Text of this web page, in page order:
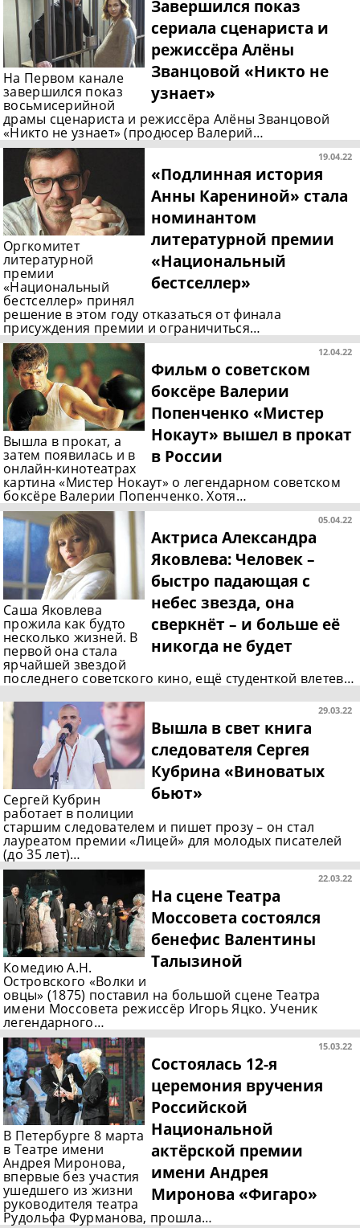
Завершился показ
сериала сценариста и
режиссёра Алёны
Званцовой «Никто не
узнает»
На Первом канале
завершился показ
восьмисерийной
драмы сценариста и режиссёра Алёны Званцовой
«Никто не узнает» (продюсер Валерий…
19.04.22
«Подлинная история
Анны Карениной» стала
номинантом
литературной премии
«Национальный
бестселлер»
Оргкомитет
литературной
премии
«Национальный
бестселлер» принял
решение в этом году отказаться от финала
присуждения премии и ограничиться…
12.04.22
Фильм о советском
боксёре Валерии
Попенченко «Мистер
Нокаут» вышел в прокат
в России
Вышла в прокат, а
затем появилась и в
онлайн-кинотеатрах
картина «Мистер Нокаут» о легендарном советском
боксёре Валерии Попенченко. Хотя…
05.04.22
Актриса Александра
Яковлева: Человек –
быстро падающая с
небес звезда, она
сверкнёт – и больше её
никогда не будет
Саша Яковлева
прожила как будто
несколько жизней. В
первой она стала
ярчайшей звездой
последнего советского кино, ещё студенткой влетев…
29.03.22
Вышла в свет книга
следователя Сергея
Кубрина «Виноватых
бьют»
Сергей Кубрин
работает в полиции
старшим следователем и пишет прозу – он стал
лауреатом премии «Лицей» для молодых писателей
(до 35 лет)…
22.03.22
На сцене Театра
Моссовета состоялся
бенефис Валентины
Талызиной
Комедию А.Н.
Островского «Волки и
овцы» (1875) поставил на большой сцене Театра
имени Моссовета режиссёр Игорь Яцко. Ученик
легендарного…
15.03.22
Состоялась 12-я
церемония вручения
Российской
Национальной
актёрской премии
имени Андрея
Миронова «Фигаро»
В Петербурге 8 марта
в Театре имени
Андрея Миронова,
впервые без участия
ушедшего из жизни
руководителя театра
Рудольфа Фурманова, прошла…